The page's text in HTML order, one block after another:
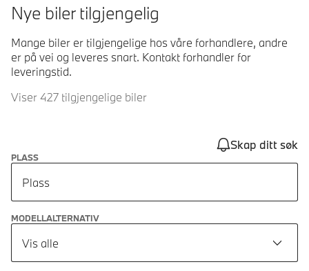
Nye biler tilgjengelig
Mange biler er tilgjengelige hos våre forhandlere, andre
er på vei og leveres snart. Kontakt forhandler for
leveringstid.
Viser 427 tilgjengelige biler
Skap ditt søk
PLASS
Plass
MODELLALTERNATIV
Vis alle